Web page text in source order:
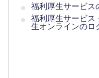
福利厚生サービス
福利厚生サービ
生オンラインのロ